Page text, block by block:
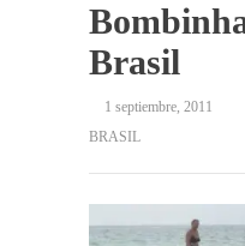
Brasil
1 septiembre, 2011
BRASIL